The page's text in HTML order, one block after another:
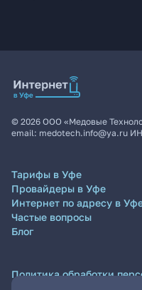
© 2026 ООО «Медовые
email: medotech.info@ya.ru
Тарифы в Уфе
Провайдеры в Уфе
Интернет по адресу в
Частые вопросы
Блог
Политика обработки